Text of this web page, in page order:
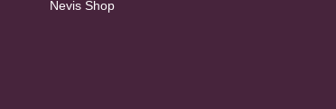
Nevis Shop